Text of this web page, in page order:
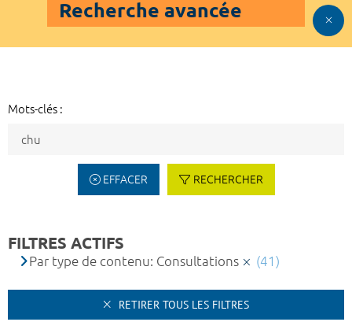
Recherche avancée
Mots-clés :
EFFACER RECHERCHER
FILTRES ACTIFS
Par type de contenu: Consultations (41)
RETIRER TOUS LES FILTRES